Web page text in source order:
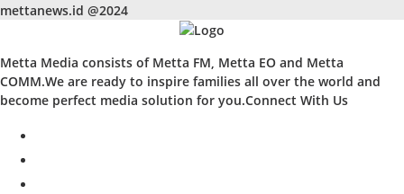
mettanews.id @2024
Metta Media consists of Metta FM, Metta EO and Metta
COMM.We are ready to inspire families all over the world and
become perfect media solution for you.Connect With Us